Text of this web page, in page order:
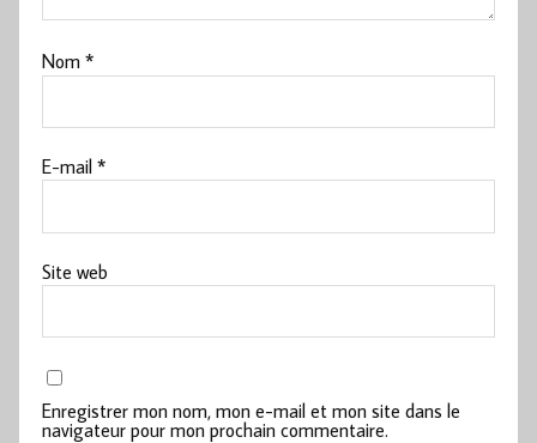
Nom*
E-mail*
Site web
Enregistrer mon nom, mon e-mail et mon site dans le
navigateur pour mon prochain commentaire.